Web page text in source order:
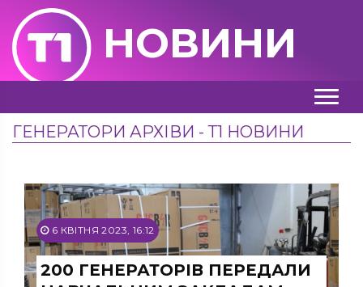
НОВИНИ
ГЕНЕРАТОРИ АРХІВИ - Т1 НОВИНИ
6 КВІТНЯ 2023, 16:12
200 ГЕНЕРАТОРІВ ПЕРЕДАЛИ